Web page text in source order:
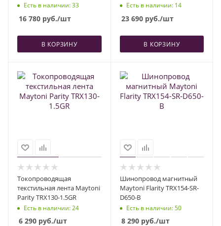
Есть в наличии: 33
16 780 руб./шт
В КОРЗИНУ
Есть в наличии: 14
23 690руб./шт
В КОРЗИНУ
Токопроводящая
текстильная лента Maytoni
Parity TRX130-1.5GR
Есть в наличии: 24
6 290 руб./шт
Шинопровод магнитный
Maytoni Flarity TRX154-SR-
D650-B
Есть в наличии: 50
8 290руб./шт